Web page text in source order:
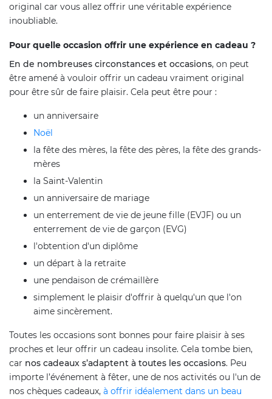
original car vous allez offrir une véritable expérience
inoubliable.
Pour quelle occasion offrir une expérience en cadeau ?
En de nombreuses circonstances et occasions, on peut
être amené à vouloir offrir un cadeau vraiment original
pour être sûr de faire plaisir. Cela peut être pour :
un anniversaire
Noël
la fête des mères, la fête des pères, la fête des grands-
mères
la Saint-Valentin
un anniversaire de mariage
un enterrement de vie de jeune fille (EVJF) ou un
enterrement de vie de garçon (EVG)
l'obtention d'un diplôme
un départ à la retraite
une pendaison de crémaillère
simplement le plaisir d'offrir à quelqu'un que l'on
aime sincèrement.
Toutes les occasions sont bonnes pour faire plaisir à ses
proches et leur offrir un cadeau insolite. Cela tombe bien,
car nos cadeaux s’adaptent à toutes les occasions. Peu
importe l’événement à fêter, une de nos activités ou l'un de
nos chèques cadeaux, à offrir idéalement dans un beau